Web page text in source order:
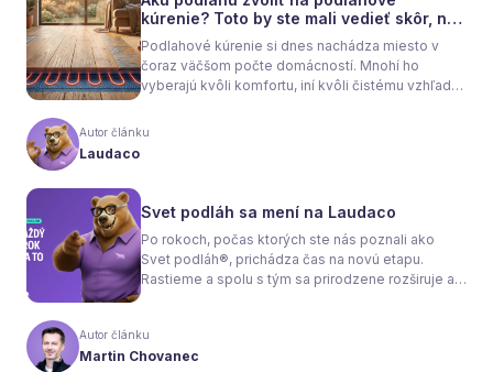
kúrenie? Toto by ste mali vedieť skôr, než
sa rozhodnete
Podlahové kúrenie si dnes nachádza miesto v
čoraz väčšom počte domácností. Mnohí ho
vyberajú kvôli komfortu, iní kvôli čistému vzhľadu
nielen na pocit tepla v miestnosti, ale aj na
spotrebu energie a celkové fungovanie kúrenia.
Autor článku
Laudaco
Svet podláh sa mení na Laudaco
Po rokoch, počas ktorých ste nás poznali ako
Svet podláh®, prichádza čas na novú etapu.
Rastieme a spolu s tým sa prirodzene rozširuje aj
vizuálnou identitou. Naším cieľom je, aby každý
váš krok stál za to.
Autor článku
Martin Chovanec